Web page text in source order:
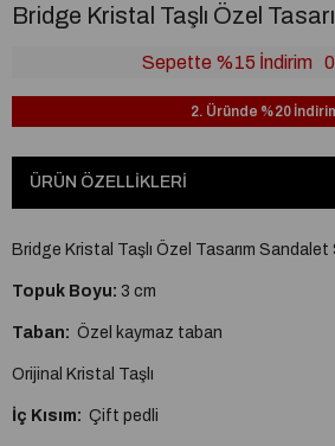
Bridge Kristal Taşlı Özel
Sepette %15 İndirim
2. Üründe %20
ÜRÜN ÖZELLIKLERI
Bridge Kristal Taşlı Özel Tasarım Sandalet
Topuk Boyu: 3 cm
Taban: Özel kaymaz taban
Orijinal Kristal Taşlı
İç Kısım: Çift pedli